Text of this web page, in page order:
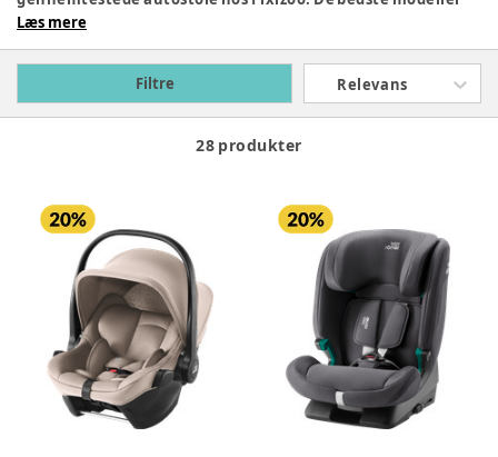
fraLionelo
hjælper meget gerne med rådgivning, hvis du har brug for
Læs mere
Filtre Relevans
28 produkter